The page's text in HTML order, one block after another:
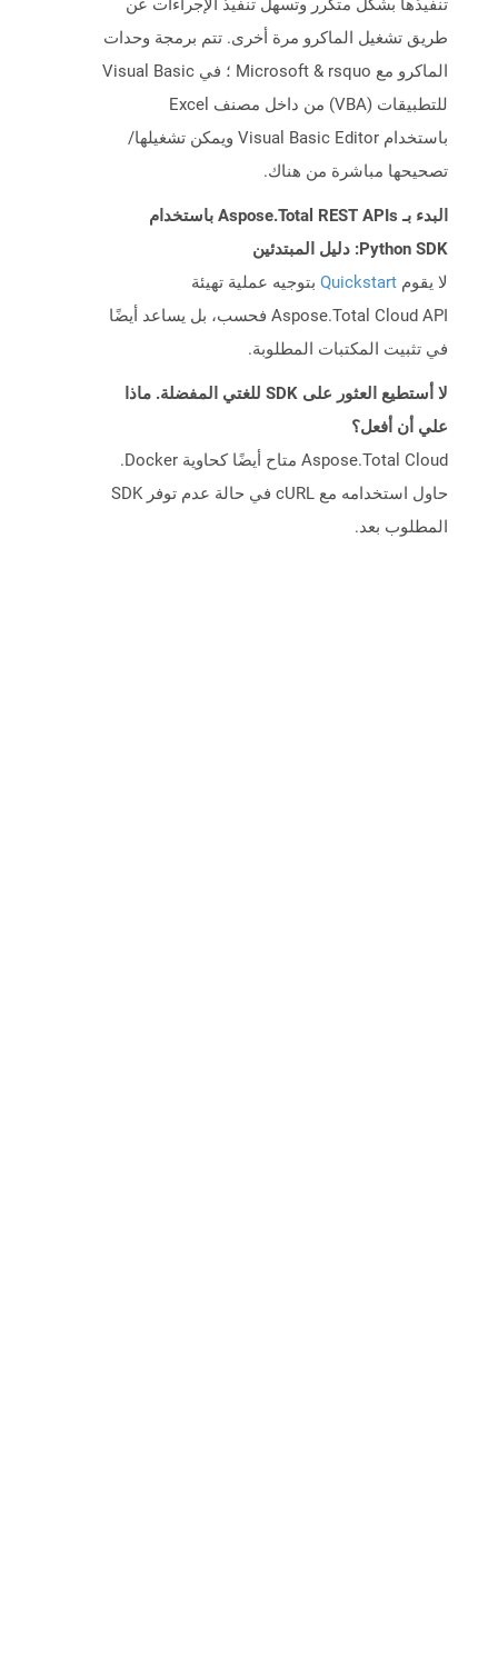
تنفيذها بشكل متكرر وتسهل تنفيذ الإجراءات عن
طريق تشغيل الماكرو مرة أخرى. تتم برمجة وحدات
الماكرو مع Microsoft & rsquo ؛ في Visual Basic
للتطبيقات (VBA) من داخل مصنف Excel
باستخدام Visual Basic Editor ويمكن تشغيلها/
تصحيحها مباشرة من هناك.
البدء بـ Aspose.Total REST APIs باستخدام
Python SDK: دليل المبتدئين
لا يقوم Quickstart بتوجيه عملية تهيئة
Aspose.Total Cloud API فحسب، بل يساعد أيضًا
في تثبيت المكتبات المطلوبة.
لا أستطيع العثور على SDK للغتي المفضلة. ماذا
علي أن أفعل؟
Aspose.Total Cloud متاح أيضًا كحاوية Docker.
حاول استخدامه مع cURL في حالة عدم توفر SDK
المطلوب بعد.